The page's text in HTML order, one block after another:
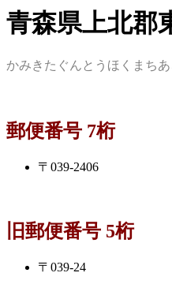
青森県上北郡
かみきたぐんとうほくまち
郵便番号 7桁
〒039-2406
旧郵便番号 5桁
〒039-24